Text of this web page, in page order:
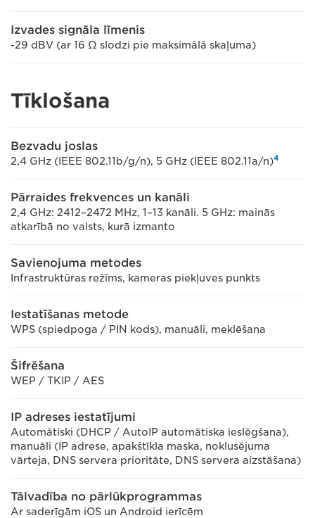
Izvades signāla līmenis
-29 dBV (ar 16 Ω slodzi pie maksimālā skaļuma)
Tīklošana
Bezvadu joslas
2,4 GHz (IEEE 802.11b/g/n), 5 GHz (IEEE 802.11a/n)4
Pārraides frekvences un kanāli
2,4 GHz: 2412–2472 MHz, 1–13 kanāli. 5 GHz: mainās
atkarībā no valsts, kurā izmanto
Savienojuma metodes
Infrastruktūras režīms, kameras piekļuves punkts
Iestatīšanas metode
WPS (spiedpoga / PIN kods), manuāli, meklēšana
Šifrēšana
WEP / TKIP / AES
IP adreses iestatījumi
Automātiski (DHCP / AutoIP automātiska ieslēgšana),
manuāli (IP adrese, apakštīkla maska, noklusējuma
vārteja, DNS servera prioritāte, DNS servera aizstāšana)
Tālvadība no pārlūkprogrammas
Ar saderīgām iOS un Android ierīcēm